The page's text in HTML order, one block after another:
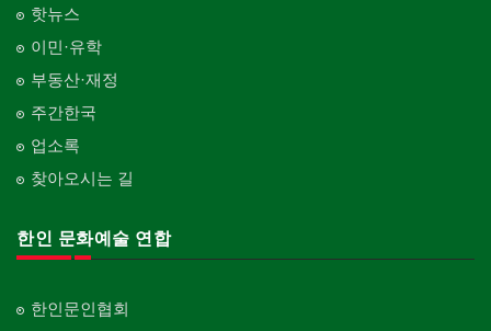
핫뉴스
이민·유학
부동산·재정
주간한국
업소록
찾아오시는 길
한인 문화예술 연합
한인문인협회